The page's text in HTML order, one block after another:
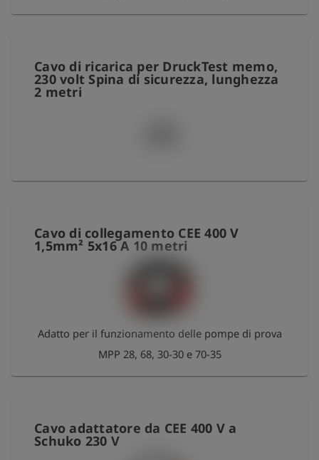
Cavo di ricarica per DruckTest memo,
230 volt Spina di sicurezza, lunghezza
2 metri
Cavo di collegamento CEE 400 V
1,5mm² 5x16 A 10 metri
Adatto per il funzionamento delle pompe di prova
MPP 28, 68, 30-30 e 70-35
Cavo adattatore da CEE 400 V a
Schuko 230 V